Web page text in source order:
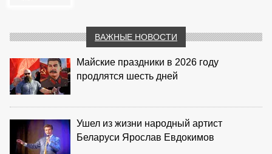
ВАЖНЫЕ НОВОСТИ
Майские праздники в 2026 году
продлятся шесть дней
Ушел из жизни народный артист
Беларуси Ярослав Евдокимов